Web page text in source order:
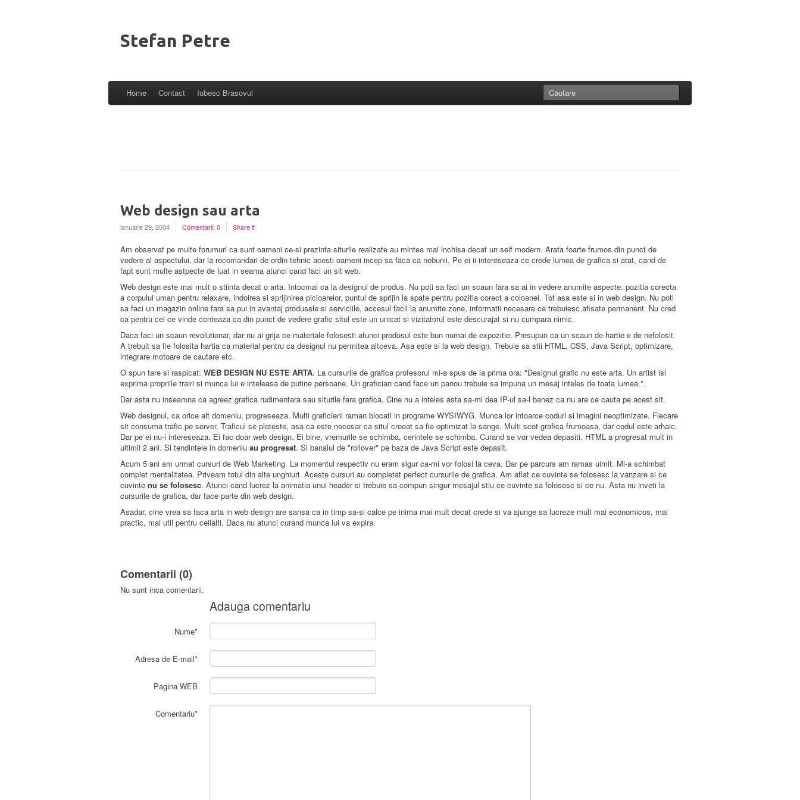
Stefan Petre
Home Contact Iubesc Brasovul
Web design sau arta
ianuarie 29, 2004 Comentarii: 0 Share it
Am observat pe multe forumuri ca sunt oameni ce-si prezinta siturile realizate au mintea mai inchisa decat un seif modern. Arata foarte frumos din punct de
vedere al aspectului, dar la recomandari de ordin tehnic acesti oameni incep sa faca ca nebunii. Pe ei ii intereseaza ce crede lumea de grafica si atat, cand de
fapt sunt multe astpecte de luat in seama atunci cand faci un sit web.
Web design este mai mult o stiinta decat o arta. Intocmai ca la designul de produs. Nu poti sa faci un scaun fara sa ai in vedere anumite aspecte: pozitia corecta
a corpului uman pentru relaxare, indoirea si sprijinirea picioarelor, puntul de sprijin la spate pentru pozitia corect a coloanei. Tot asa este si in web design. Nu poti
sa faci un magazin online fara sa pui in avantaj produsele si serviciile, accesul facil la anumite zone, informatii necesare ce trebuiesc afisate permanent. Nu cred
ca pentru cel ce vinde conteaza ca din punct de vedere grafic situl este un unicat si vizitatorul este descurajat si nu cumpara nimic.
Daca faci un scaun revolutionar, dar nu ai grija ce materiale folosesti atunci produsul este bun numai de expozitie. Presupun ca un scaun de hartie e de nefolosit.
A trebuit sa fie folosita hartia ca material pentru ca designul nu permitea altceva. Asa este si la web design. Trebuie sa stii HTML, CSS, Java Script, optimizare,
integrare motoare de cautare etc.
O spun tare si raspicat: WEB DESIGN NU ESTE ARTA. La cursurile de grafica profesorul mi-a spus de la prima ora: "Designul grafic nu este arta. Un artist isi
exprima propriile trairi si munca lui e inteleasa de putine persoane. Un grafician cand face un panou trebuie sa impuna un mesaj inteles de toata lumea.".
Dar asta nu inseamna ca agreez grafica rudimentara sau siturile fara grafica. Cine nu a inteles asta sa-mi dea IP-ul sa-l banez ca nu are ce cauta pe acest sit.
Web designul, ca orice alt domeniu, progreseaza. Multi graficieni raman blocati in programe WYSIWYG. Munca lor intoarce coduri si imagini neoptimizate. Fiecare
sit consuma trafic pe server. Traficul se plateste, asa ca este necesar ca situl creeat sa fie optimizat la sange. Multi scot grafica frumoasa, dar codul este arhaic.
Dar pe ei nu-i intereseaza. Ei fac doar web design. Ei bine, vremurile se schimba, cerintele se schimba. Curand se vor vedea depasiti. HTML a progresat mult in
ultimii 2 ani. Si tendintele in domeniu au progresat. Si banalul de "rollover" pe baza de Java Script este depasit.
Acum 5 ani am urmat cursuri de Web Marketing. La momentul respectiv nu eram sigur ca-mi vor folosi la ceva. Dar pe parcurs am ramas uimit. Mi-a schimbat
complet mentalitatea. Priveam totul din alte unghiuri. Aceste cursuri au completat perfect cursurile de grafica. Am aflat ce cuvinte se folosesc la vanzare si ce
cuvinte nu se folosesc. Atunci cand lucrez la animatia unui header si trebuie sa compun singur mesajul stiu ce cuvinte sa folosesc si ce nu. Asta nu inveti la
cursurile de grafica, dar face parte din web design.
Asadar, cine vrea sa faca arta in web design are sansa ca in timp sa-si calce pe inima mai mult decat crede si va ajunge sa lucreze mult mai economicos, mai
practic, mai util pentru ceilalti. Daca nu atunci curand munca lui va expira.
Comentarii (0)
Nu sunt inca comentarii.
Adauga comentariu
Nume*
Adresa de E-mail*
Pagina WEB
Comentariu*